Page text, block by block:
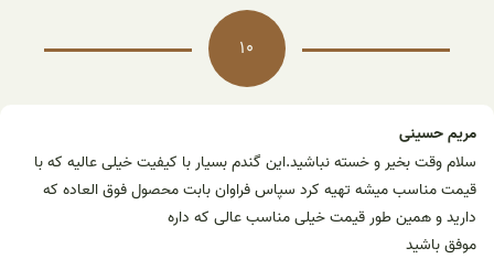
10
مریم حسینی
سلام وقت بخیر و خسته نباشید.این گندم بسیار با کیفیت خیلی عالیه که با
قیمت مناسب میشه تهیه کرد سپاس فراوان بابت محصول فوق العاده که
دارید و همین طور قیمت خیلی مناسب عالی که داره
موفق باشید